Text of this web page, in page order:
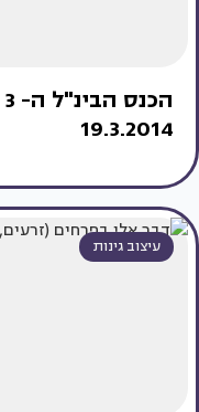
19.3.2014
עיצוב גינות